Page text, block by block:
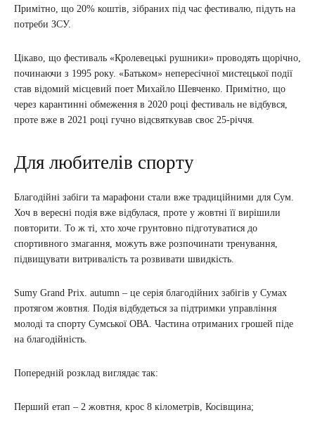
Примітно, що 20% коштів, зібраних під час фестивалю, підуть на
потреби ЗСУ.
Цікаво, що фестиваль «Кролевецькі рушники» проводять щорічно,
починаючи з 1995 року. «Батьком» непересічної мистецької події
став відомий місцевий поет Михайло Шевченко. Примітно, що
через карантинні обмеження в 2020 році фестиваль не відбувся,
проте вже в 2021 році гучно відсвяткував своє 25-річчя.
Для любителів спорту
Благодійні забіги та марафони стали вже традиційними для Сум.
Хоч в вересні подія вже відбулася, проте у жовтні її вирішили
повторити. То ж ті, хто хоче грунтовно підготуватися до
спортивного змагання, можуть вже розпочинати тренування,
підвищувати витривалість та розвивати швидкість.
Sumy Grand Prix. autumn – це серія благодійних забігів у Сумах
протягом жовтня. Подія відбудеться за підтримки управління
молоді та спорту Сумської ОВА. Частина отриманих грошей піде
на благодійність.
Попередній розклад виглядає так:
Перший етап – 2 жовтня, крос 8 кілометрів, Косівщина;